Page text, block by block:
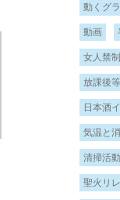
動くグ
動画
女人禁制
放課後
日本酒
気温と
清掃活動
聖火リ